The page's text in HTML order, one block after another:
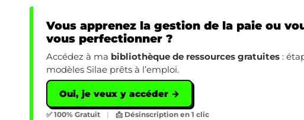
Vous apprenez la gestion de la paie ou
vous perfectionner ?
Accédez à ma bibliothèque de ressources gratuites :
modèles Silae prêts à l’emploi.
Oui, je veux y accéder →
✅ 100% Gratuit | 📩 Désinscription en 1 clic